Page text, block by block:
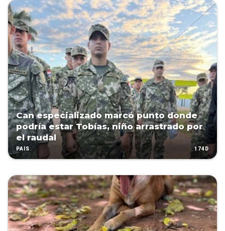
Can especializado marcó punto donde
podría estar Tobías, niño arrastrado por
el raudal
PAÍS 174D